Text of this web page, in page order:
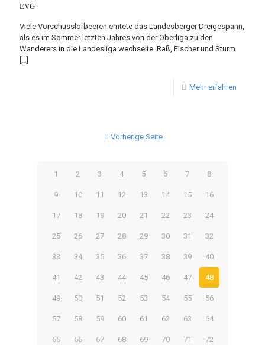
EVG
Viele Vorschusslorbeeren erntete das Landesberger Dreigespann,
als es im Sommer letzten Jahres von der Oberliga zu den
Wanderers in die Landesliga wechselte. Raß, Fischer und Sturm
[…]
Mehr erfahren
Vorherige Seite
1 2 3 4 5 6 7 8
9 10 11 12 13 14 15 16
17 18 19 20 21 22 23 24
25 26 27 28 29 30 31 32
33 34 35 36 37 38 39 40
41 42 43 44 45 46 47 48
49 50 51 52 53 54 55 56
57 58 59 60 61 62 63 64
65 66 67 68 69 70 71 72